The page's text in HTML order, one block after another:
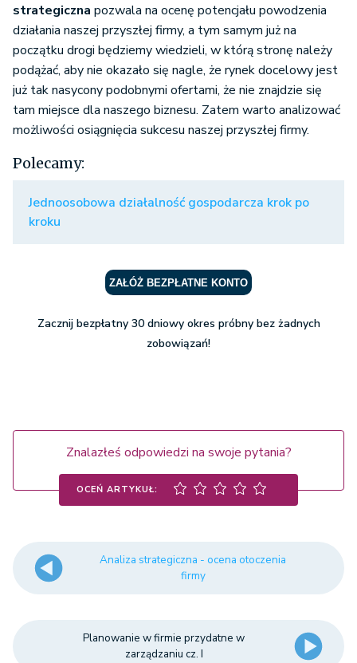
strategiczna pozwala na ocenę potencjału powodzenia
działania naszej przyszłej firmy, a tym samym już na
początku drogi będziemy wiedzieli, w którą stronę należy
podążać, aby nie okazało się nagle, że rynek docelowy jest
już tak nasycony podobnymi ofertami, że nie znajdzie się
tam miejsce dla naszego biznesu. Zatem warto analizować
możliwości osiągnięcia sukcesu naszej przyszłej firmy.
Polecamy:
Jednoosobowa działalność gospodarcza krok po
kroku
ZAŁÓŻ BEZPŁATNE KONTO
Zacznij bezpłatny 30 dniowy okres próbny bez żadnych
zobowiązań!
Znalazłeś odpowiedzi na swoje pytania?
OCEŃ ARTYKUŁ:
Analiza strategiczna - ocena otoczenia
firmy
Planowanie w firmie przydatne w
zarządzaniu cz. I